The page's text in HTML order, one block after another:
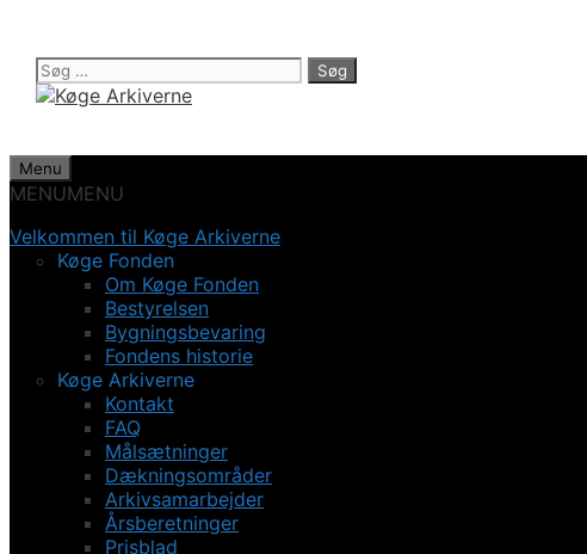
indhold
Søg
efter:
Menu
MENUMENU
Velkommen til Køge Arkiverne
Køge Fonden
Om Køge Fonden
Bestyrelsen
Bygningsbevaring
Fondens historie
Køge Arkiverne
Kontakt
FAQ
Målsætninger
Dækningsområder
Arkivsamarbejder
Årsberetninger
Prisblad